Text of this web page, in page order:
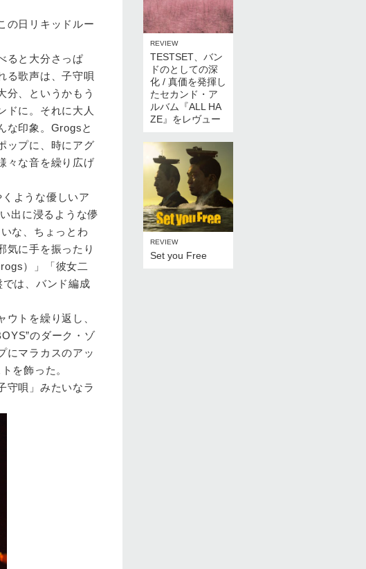
の日リキッドルー
ると大分さっぱ
る歌声は、子守唄
分、というかもう
ドに。それに大人
な印象。Grogsと
ップに、時にアグ
々な音を繰り広げ
ような優しいア
出に浸るような儚
な、ちょっとわ
気に手を振ったり
）」「彼女二
は、バンド編成
トを繰り返し、
のダーク・ゾ
にマラカスのアッ
を飾った。
守唄」みたいなラ
REVIEW
TESTSET、バン
ドのとしての深
化 / 真価を発揮し
たセカンド・ア
ルバム『ALL HA
ZE』をレヴュー
REVIEW
Set you Free